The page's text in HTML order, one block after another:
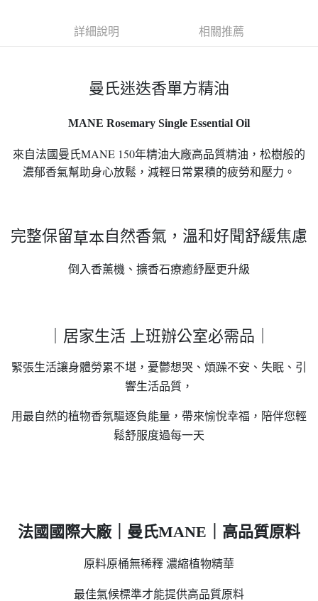
詳細說明 相關推薦
曼氏迷迭香單方精油
MANE Rosemary Single Essential Oil
來自法國曼氏MANE 150年精油大廠高品質精油，松樹般的
濃郁香氣幫助身心放鬆，減輕日常累積的疲勞和壓力。
完整保留草本自然香氣，溫和好聞舒緩焦慮
倒入香薰機、擴香石療癒紓壓更升級
｜居家生活 上班辦公室必需品｜
緊張生活讓身體勞累不堪，憂鬱想哭、煩躁不安、失眠、引
響生活品質，
用最自然的植物香氛驅逐負能量，帶來愉悅幸福，陪伴您輕
鬆舒服度過每一天
法國國際大廠｜曼氏MANE｜高品質原料
原料原桶無稀釋 濃縮植物精華
最佳氣候標準才能提供高品質原料